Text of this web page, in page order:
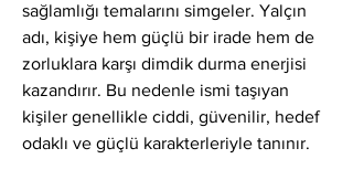
sağlamlığı temalarını simgeler. Yalçın
adı, kişiye hem güçlü bir irade hem de
zorluklara karşı dimdik durma enerjisi
kazandırır. Bu nedenle ismi taşıyan
kişiler genellikle ciddi, güvenilir, hedef
odaklı ve güçlü karakterleriyle tanınır.